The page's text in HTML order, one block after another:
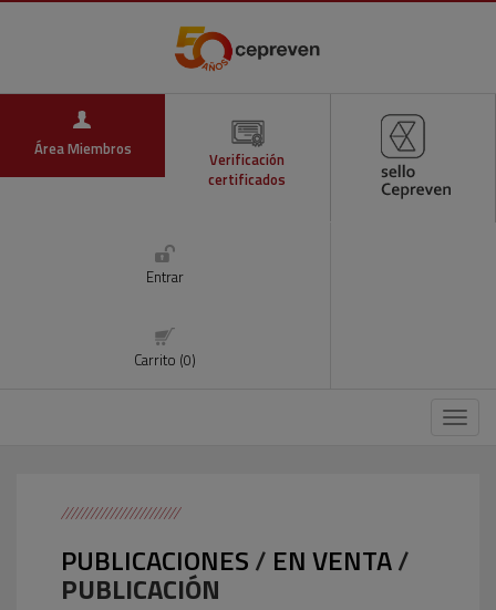
Área Miembros
Verificación
certificados
Entrar
Carrito (0)
Menú
PUBLICACIONES/ EN VENTA/
PUBLICACIÓN